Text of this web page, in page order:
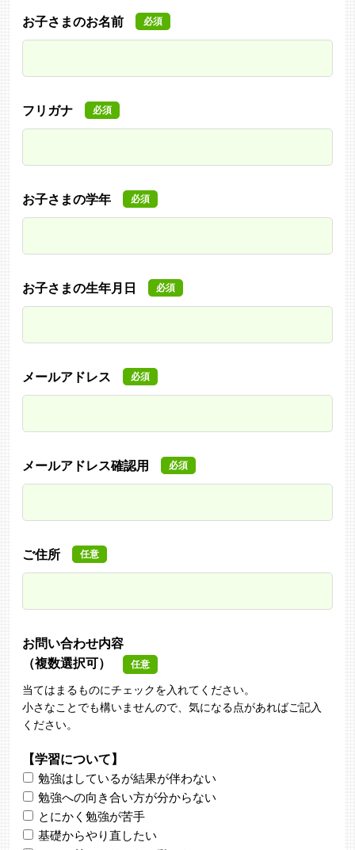
お子さまのお名前 必須
フリガナ 必須
お子さまの学年 必須
お子さまの生年月日 必須
メールアドレス 必須
メールアドレス確認用 必須
ご住所 任意
お問い合わせ内容
（複数選択可）
任意
当てはまるものにチェックを入れてください。
小さなことでも構いませんので、気になる点があればご記入
ください。
【学習について】
勉強はしているが結果が伴わない
勉強への向き合い方が分からない
とにかく勉強が苦手
基礎からやり直したい